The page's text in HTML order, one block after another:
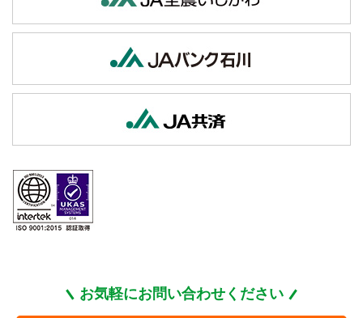
お気軽にお問い合わせください